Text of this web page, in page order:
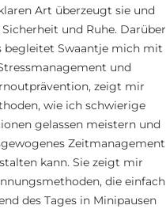
Art überzeugt sie und
und Ruhe. Darüber
begleitet Swaantje mich mit
und
zeigt mir
wie ich schwierige
gelassen meistern und
Zeitmanagement
kann. Sie zeigt mir
die einfach
des Tages in Minipausen